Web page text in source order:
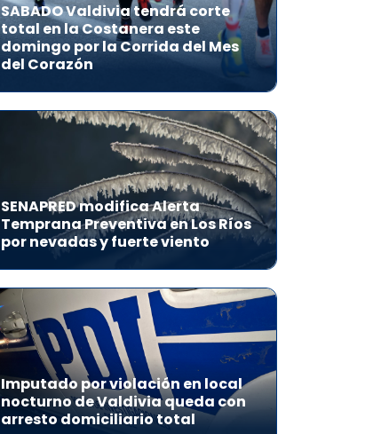
SABADO Valdivia tendrá corte
total en la Costanera este
domingo por la Corrida del Mes
del Corazón
SENAPRED modifica Alerta
Temprana Preventiva en Los Ríos
por nevadas y fuerte viento
Imputado por violación en local
nocturno de Valdivia queda con
arresto domiciliario total